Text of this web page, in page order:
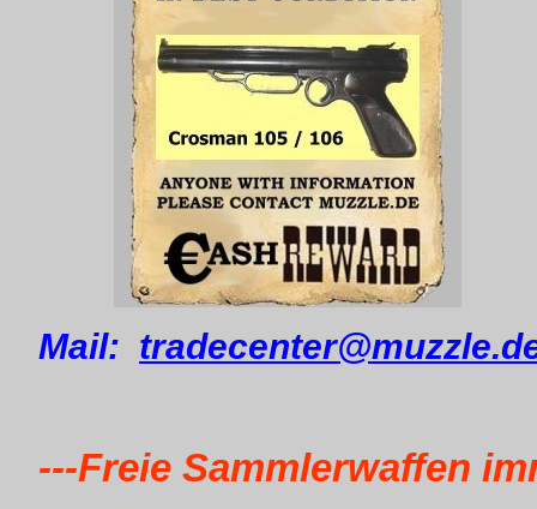
Mail:
---Freie Sammlerwaffen